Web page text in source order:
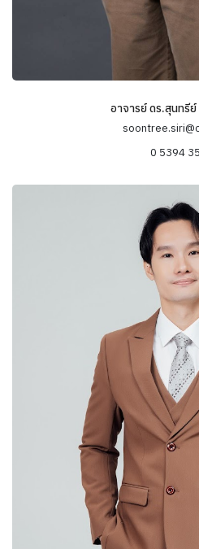
ข้อมูลความเ
อาจารย์ ดร.สุนทรี
0 5394